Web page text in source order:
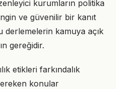
kurumların politika
ve güvenilir bir kanıt
derlemelerin kamuya açık
gereğidir.
etikleri farkındalık
konular